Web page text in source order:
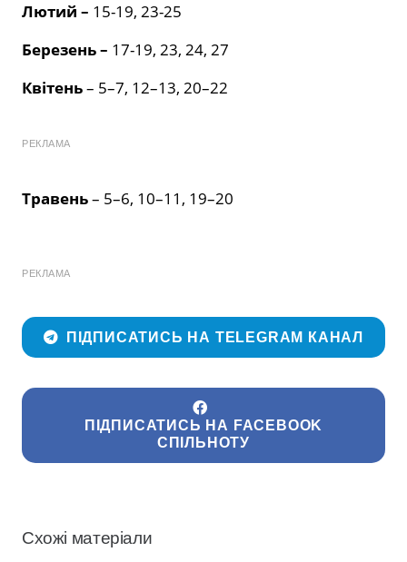
Лютий – 15-19, 23-25
Березень – 17-19, 23, 24, 27
Квітень– 5–7, 12–13, 20–22
РЕКЛАМА
Травень– 5–6, 10–11, 19–20
РЕКЛАМА
ПІДПИСАТИСЬ НА TELEGRAM КАНАЛ
ПІДПИСАТИСЬ НА FACEBOOK
СПІЛЬНОТУ
Схожі матеріали